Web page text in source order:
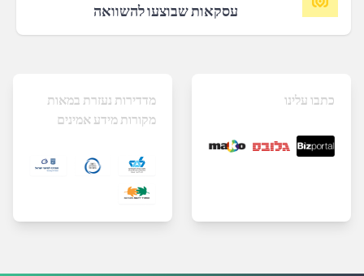
עסקאות שבוצעו להשוואה
מדדירות נעזרת במאות
מקורות מידע אמינים
כתבו עלינו